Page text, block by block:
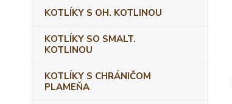
KOTLÍKY S OH. KOTLINOU
KOTLÍKY SO SMALT.
KOTLINOU
KOTLÍKY S CHRÁNIČOM
PLAMEŇA